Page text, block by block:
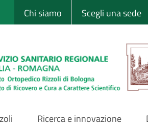
Istituto
Chi siamo Scegli una sede
Ricerca e innovazione